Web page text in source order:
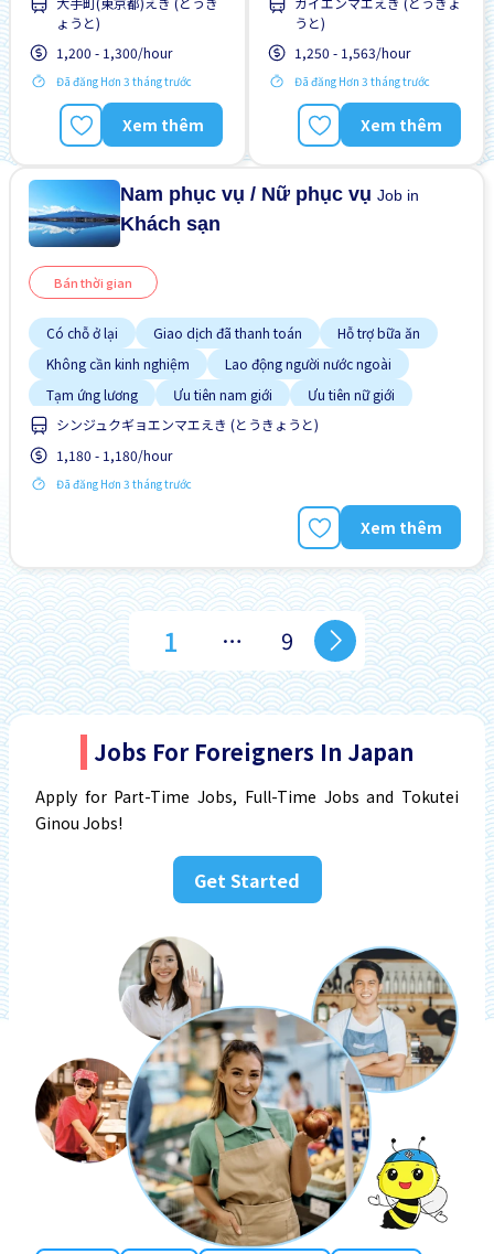
Cơ hội lương cao
Cơ hội nhận việc làm toàn
thời gian
Cơ hội thăng tiến
Giao dịch đã thanh toán
ょうと)
1,200 - 1,300/hour
Đã đăng Hơn 3 tháng trước
Xem thêm
Không cần kinh nghiệm
Lao động người nước
ngoài
Ưu tiên có visa học sinh
Ưu tiên nam giới
うと)
1,250 - 1,563/hour
Đã đăng Hơn 3 tháng trước
Xem thêm
Nam phục vụ / Nữ phục vụJob in
Khách sạn
Bán thời gian
Có chỗ ở lại Giao dịch đã thanh toán
Hỗ trợ bữa ăn
Không cần kinh nghiệm
Lao động người nước ngoài
Tạm ứng lương
Ưu tiên nam giới
Ưu tiên nữ giới
シンジュクギョエンマエえき (とうきょうと)
1,180 - 1,180/hour
Đã đăng Hơn 3 tháng trước
Xem thêm
1 … 9
Jobs For Foreigners In Japan
Apply for Part-Time Jobs, Full-Time Jobs and Tokutei
Ginou Jobs!
Get Started